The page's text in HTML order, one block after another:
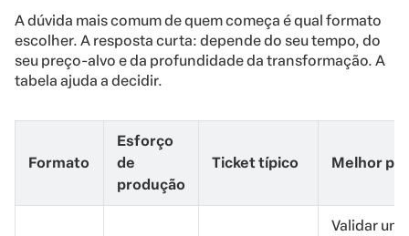
A dúvida mais comum de quem começa é qual formato
escolher. A resposta curta: depende do seu tempo, do
seu preço-alvo e da profundidade da transformação. A
tabela ajuda a decidir.
Formato
Esforço
de
produção
Ticket típico Melhor
Validar um